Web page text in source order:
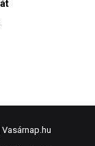
Vasárnap.hu